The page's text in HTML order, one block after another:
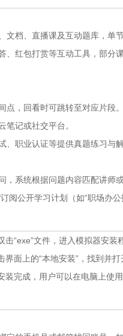
文档、直播课及互动题库，单
、红包打赏等互动工具，部分
点，回看时可跳转至对应片段。
笔记或社交平台。
、职业认证等提供真题练习与
，系统根据问题内容匹配讲师
阅公开学习计划（如“职场办
击“exe”文件，进入模拟器安装
面上的“本地安装”，找到并打
装完成，用户可以在电脑上使